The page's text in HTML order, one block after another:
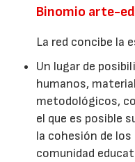
Binomio arte-
La red concibe la
Un lugar de
humanos,
metodológicos,
el que es posible
la cohesión de
comunidad